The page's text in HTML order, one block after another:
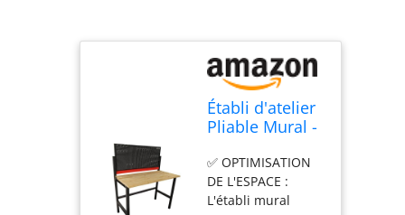
Établi d'atelier
Pliable Mural -
147cm -
Panneau Acier
perforé - 25
✅ OPTIMISATION
DE L'ESPACE :
L'établi mural